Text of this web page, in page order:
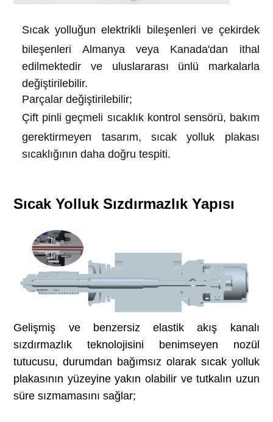
Sıcak yolluğun elektrikli bileşenleri ve çekirdek
bileşenleri Almanya veya Kanada'dan ithal
edilmektedir ve uluslararası ünlü markalarla
değiştirilebilir.
Parçalar değiştirilebilir;
Çift pinli geçmeli sıcaklık kontrol sensörü, bakım
gerektirmeyen tasarım, sıcak yolluk plakası
sıcaklığının daha doğru tespiti.
Sıcak Yolluk Sızdırmazlık Yapısı
Gelişmiş ve benzersiz elastik akış kanalı
sızdırmazlık teknolojisini benimseyen nozül
tutucusu, durumdan bağımsız olarak sıcak yolluk
plakasının yüzeyine yakın olabilir ve tutkalın uzun
süre sızmamasını sağlar;